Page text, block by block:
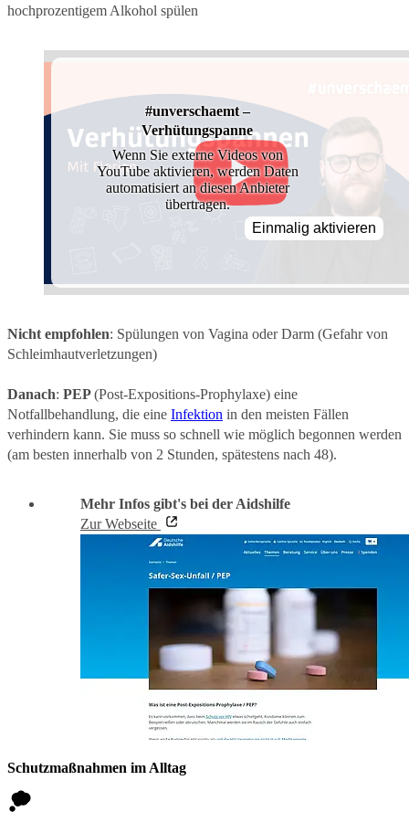
hochprozentigem Alkohol spülen
#unverschaemt –
Verhütungspanne
Wenn Sie externe Videos von
YouTube aktivieren, werden Daten
automatisiert an diesen Anbieter
übertragen.
Einmalig aktivieren
Nicht empfohlen: Spülungen von Vagina oder Darm (Gefahr von
Schleimhautverletzungen)
Danach: PEP(Post-Expositions-Prophylaxe) eine
Notfallbehandlung, die eine Infektion in den meisten Fällen
verhindern kann. Sie muss so schnell wie möglich begonnen werden
(am besten innerhalb von 2 Stunden, spätestens nach 48).
Mehr Infos gibt's bei der Aidshilfe
Zur Webseite
Schutzmaßnahmen im Alltag